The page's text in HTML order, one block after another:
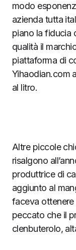
modo
azienda tutta
piano la fiducia
qualità il
piattaforma di
Yihaodian.com
al litro.
Altre piccole
risalgono
produttrice di
aggiunto al
faceva ottenere
peccato che il
clenbuterolo,